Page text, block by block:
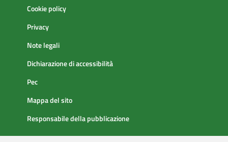
Cookie policy
Privacy
Note legali
Dichiarazione di accessibilità
Pec
Mappa del sito
Responsabile della pubblicazione